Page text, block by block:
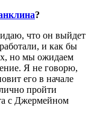
?
что он выйдет
и как бы
но мы ожидаем
Я не говорю,
его в начале
пройти
с Джермейном